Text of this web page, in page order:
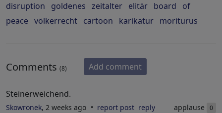
disruption
goldenes zeitalter elitär board
of
peace völkerrecht cartoon karikatur moriturus
Comments (8) Add comment
Steinerweichend.
Skowronek, 2 weeks ago report post reply applause 0